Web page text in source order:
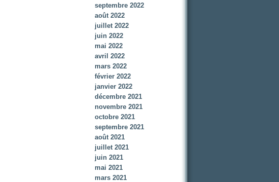
septembre 2022
août 2022
juillet 2022
juin 2022
mai 2022
avril 2022
mars 2022
février 2022
janvier 2022
décembre 2021
novembre 2021
octobre 2021
septembre 2021
août 2021
juillet 2021
juin 2021
mai 2021
mars 2021